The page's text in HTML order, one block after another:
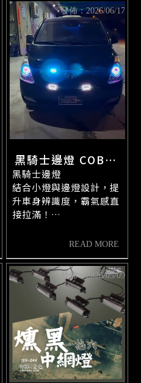
🧑‍🔧 專業師傅在現場
🎨 不知道要怎麼改？
沒關係，顏色、風格直接
聊
我們負責把貨車改成「你
會想多看兩眼」
💡 線路走好走滿
💡 LED燈一開，晚上比白
天還囂張
📩 想改先私訊
📆 5 月還有空，不來就被
🛠️ 6 月先搶位，晚一步只
能看別人帥
⏰ 營業時間｜週一～週六
10:30－22:00
⏰ 安裝時間｜週一～週六
⚠️ 改裝要預約，不然只能
📍 Google導航：高總裁
LED批發賣場
📞 0934-262-961
📌 彰化縣埔鹽鄉光明路一
段117-7號
黑騎士邊燈 COB室
內燈 新幹線喇叭
鳥聲喇叭
發佈：2026/06/17
黑騎士邊燈
結合小燈與邊燈設計，提
升車身辨識度，霸氣感直
接拉滿！
高亮均勻照明，告別昏暗
間！
新幹線喇叭
渾厚響亮的音色，讓每次
鳴笛都更有存在感！
鳥聲喇叭
獨特鳥鳴音效，吸睛度十
足，展現與眾不同的改裝
風格！
兩公升空壓機
發佈：2026/05/09